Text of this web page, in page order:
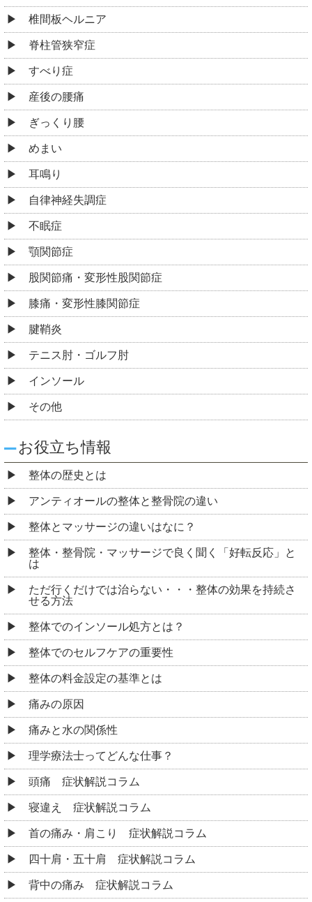
椎間板ヘルニア
脊柱管狭窄症
すべり症
産後の腰痛
ぎっくり腰
めまい
耳鳴り
自律神経失調症
不眠症
顎関節症
股関節痛・変形性股関節症
膝痛・変形性膝関節症
腱鞘炎
テニス肘・ゴルフ肘
インソール
その他
お役立ち情報
整体の歴史とは
アンティオールの整体と整骨院の違い
整体とマッサージの違いはなに？
整体・整骨院・マッサージで良く聞く「好転反応」と
は
ただ行くだけでは治らない・・・整体の効果を持続さ
せる方法
整体でのインソール処方とは？
整体でのセルフケアの重要性
整体の料金設定の基準とは
痛みの原因
痛みと水の関係性
理学療法士ってどんな仕事？
頭痛 症状解説コラム
寝違え 症状解説コラム
首の痛み・肩こり 症状解説コラム
四十肩・五十肩 症状解説コラム
背中の痛み 症状解説コラム